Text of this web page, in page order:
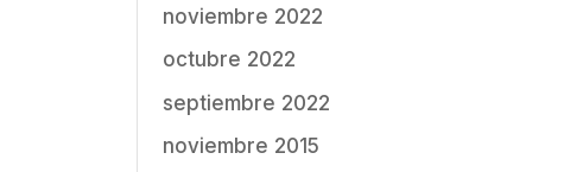
noviembre 2022
octubre 2022
septiembre 2022
noviembre 2015